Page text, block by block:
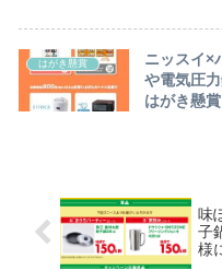
はがき懸賞
ニッスイ×
や電気圧
はがき懸
味
子
様